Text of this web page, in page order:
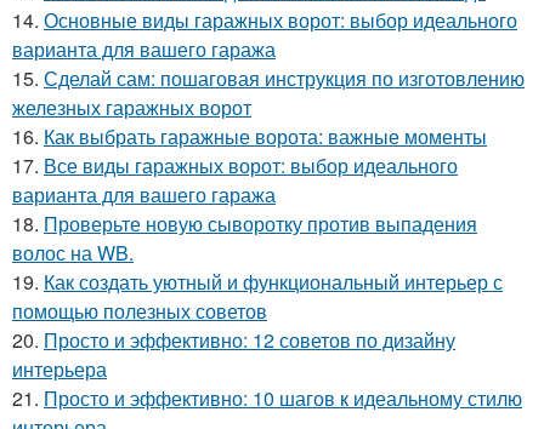
14. Основные виды гаражных ворот: выбор идеального
варианта для вашего гаража
15. Сделай сам: пошаговая инструкция по изготовлению
железных гаражных ворот
16. Как выбрать гаражные ворота: важные моменты
17. Все виды гаражных ворот: выбор идеального
варианта для вашего гаража
18. Проверьте новую сыворотку против выпадения
волос на WB.
19. Как создать уютный и функциональный интерьер с
помощью полезных советов
20. Просто и эффективно: 12 советов по дизайну
интерьера
21. Просто и эффективно: 10 шагов к идеальному стилю